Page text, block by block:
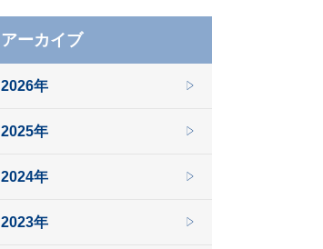
アーカイブ
2026年
2025年
2024年
2023年